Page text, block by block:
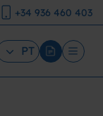
+34 936 460 403
PT